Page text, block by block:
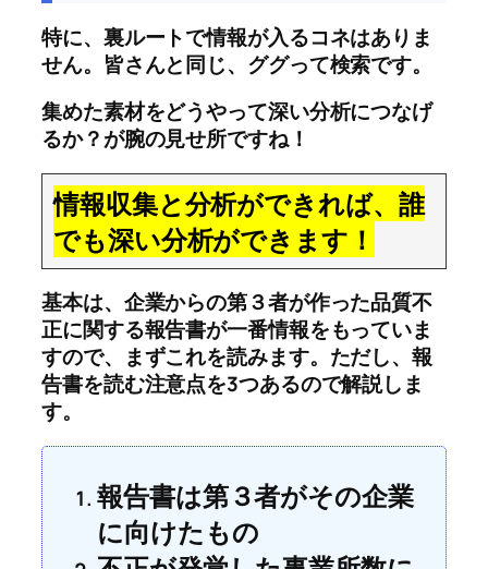
特に、裏ルートで情報が入るコネはありま
せん。皆さんと同じ、ググって検索です。
集めた素材をどうやって深い分析につなげ
るか？が腕の見せ所ですね！
情報収集と分析ができれば、誰
でも深い分析ができます！
基本は、企業からの第３者が作った品質不
正に関する報告書が一番情報をもっていま
すので、まずこれを読みます。ただし、報
告書を読む注意点を3つあるので解説しま
す。
報告書は第３者がその企業
に向けたもの